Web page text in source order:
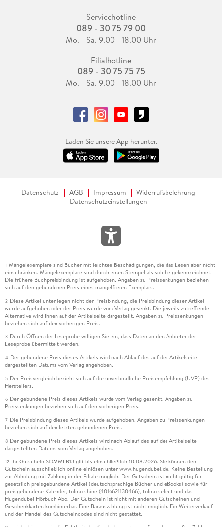
Servicehotline
089 - 30 75 79 00
Mo. - Sa. 9.00 - 18.00 Uhr
Filialhotline
089 - 30 75 75 75
Mo. - Sa. 9.00 - 18.00 Uhr
Laden Sie unsere App herunter.
Datenschutz AGB Impressum
Widerrufsbelehrung
Datenschutzeinstellungen
1 Mängelexemplare sind Bücher mit leichten Beschädigungen, die das Lesen aber nicht
einschränken. Mängelexemplare sind durch einen Stempel als solche gekennzeichnet.
Die frühere Buchpreisbindung ist aufgehoben. Angaben zu Preissenkungen beziehen
sich auf den gebundenen Preis eines mangelfreien Exemplars.
2 Diese Artikel unterliegen nicht der Preisbindung, die Preisbindung dieser Artikel
wurde aufgehoben oder der Preis wurde vom Verlag gesenkt. Die jeweils zutreffende
Alternative wird Ihnen auf der Artikelseite dargestellt. Angaben zu Preissenkungen
beziehen sich auf den vorherigen Preis.
3 Durch Öffnen der Leseprobe willigen Sie ein, dass Daten an den Anbieter der
Leseprobe übermittelt werden.
4 Der gebundene Preis dieses Artikels wird nach Ablauf des auf der Artikelseite
dargestellten Datums vom Verlag angehoben.
5 Der Preisvergleich bezieht sich auf die unverbindliche Preisempfehlung (UVP) des
Herstellers.
6 Der gebundene Preis dieses Artikels wurde vom Verlag gesenkt. Angaben zu
Preissenkungen beziehen sich auf den vorherigen Preis.
7 Die Preisbindung dieses Artikels wurde aufgehoben. Angaben zu Preissenkungen
beziehen sich auf den letzten gebundenen Preis.
8 Der gebundene Preis dieses Artikels wird nach Ablauf des auf der Artikelseite
dargestellten Datums vom Verlag angehoben.
12 Ihr Gutschein SOMMER13 gilt bis einschließlich 10.08.2026. Sie können den
Gutschein ausschließlich online einlösen unter www.hugendubel.de. Keine Bestellung
zur Abholung mit Zahlung in der Filiale möglich. Der Gutschein ist nicht gültig für
gesetzlich preisgebundene Artikel (deutschsprachige Bücher und eBooks) sowie für
preisgebundene Kalender, tolino shine (4016621130466), tolino select und das
Hugendubel Hörbuch Abo. Der Gutschein ist nicht mit anderen Gutscheinen und
Geschenkkarten kombinierbar. Eine Barauszahlung ist nicht möglich. Ein Weiterverkauf
und der Handel des Gutscheincodes sind nicht gestattet.